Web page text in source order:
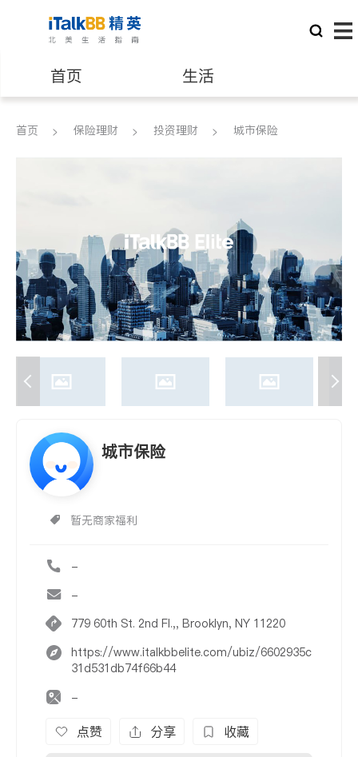
首页 生活
医生 律师
养老 非盈利组织
首页 保险理财 投资理财 城市保险
城市保险
暂无商家福利
-
-
779 60th St. 2nd Fl.,, Brooklyn, NY 11220
https://www.italkbbelite.com/ubiz/6602935c
31d531db74f66b44
-
点赞 分享 收藏